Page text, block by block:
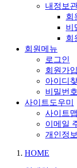
내정보
회
비
회
회원메뉴
로그인
회원가입
아이디찾
비밀번
사이트도우미
사이트맵
이메일
개인정
HOME